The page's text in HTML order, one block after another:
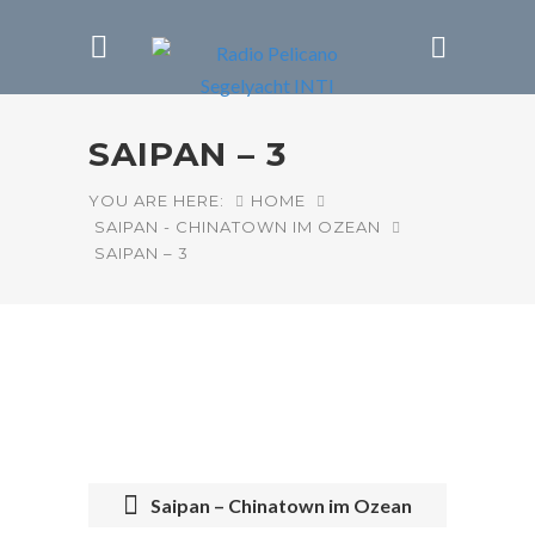
SAIPAN – 3
YOU ARE HERE:
HOME
SAIPAN - CHINATOWN IM OZEAN
SAIPAN – 3
Saipan – Chinatown im Ozean